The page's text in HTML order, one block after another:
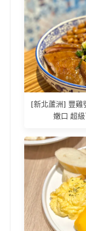
[新北蘆洲] 豐雞
嫩口 超